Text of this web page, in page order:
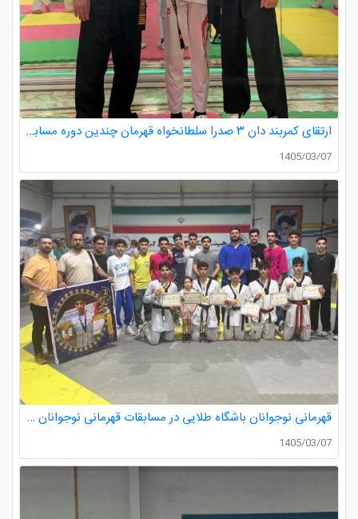
ارتقای کمربند دان ۳ صدرا سلطانخواه قهرمان چندین دوره مسابقات استانی و کشوری در رده سنی خردسالان و نونهالان
1405/03/07
قهرمانی نوجوانان باشگاه طلایی در مسابقات قهرمانی نوجوانان تکواندو استان گیلان
1405/03/07